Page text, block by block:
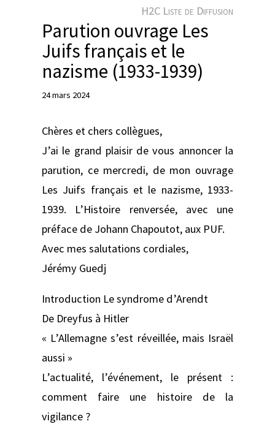
H2C Liste de Diffusion
Parution ouvrage Les
Juifs français et le
nazisme (1933-1939)
24 mars 2024
Chères et chers collègues,
J’ai le grand plaisir de vous annoncer la
parution, ce mercredi, de mon ouvrage
Les Juifs français et le nazisme, 1933-
1939. L’Histoire renversée, avec une
préface de Johann Chapoutot, aux PUF.
Avec mes salutations cordiales,
Jérémy Guedj
Introduction Le syndrome d’Arendt
De Dreyfus à Hitler
« L’Allemagne s’est réveillée, mais Israël
aussi »
L’actualité, l’événement, le présent :
comment faire une histoire de la
vigilance ?